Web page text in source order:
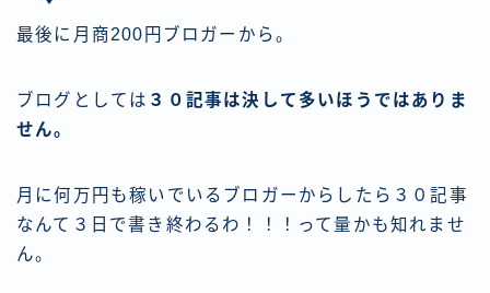
最後に月商200円ブロガーから。
ブログとしては ３０記事は決して多いほうではありま
せん。
月に何万円も稼いでいるブロガーからしたら３０記事
なんて３日で書き終わるわ！！！って量かも知れませ
ん。